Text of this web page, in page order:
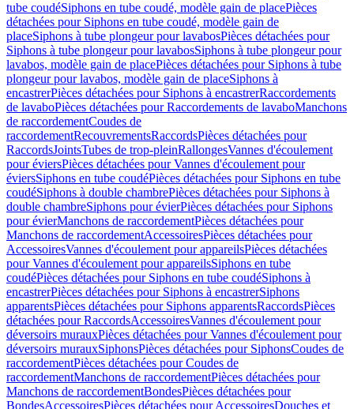
tube coudéSiphons en tube coudé, modèle gain de placePièces
détachées pour Siphons en tube coudé, modèle gain de
placeSiphons à tube plongeur pour lavabosPièces détachées pour
Siphons à tube plongeur pour lavabosSiphons à tube plongeur pour
lavabos, modèle gain de placePièces détachées pour Siphons à tube
plongeur pour lavabos, modèle gain de placeSiphons à
encastrerPièces détachées pour Siphons à encastrerRaccordements
de lavaboPièces détachées pour Raccordements de lavaboManchons
de raccordementCoudes de
raccordementRecouvrementsRaccordsPièces détachées pour
RaccordsJointsTubes de trop-pleinRallongesVannes d'écoulement
pour éviersPièces détachées pour Vannes d'écoulement pour
éviersSiphons en tube coudéPièces détachées pour Siphons en tube
coudéSiphons à double chambrePièces détachées pour Siphons à
double chambreSiphons pour évierPièces détachées pour Siphons
pour évierManchons de raccordementPièces détachées pour
Manchons de raccordementAccessoiresPièces détachées pour
AccessoiresVannes d'écoulement pour appareilsPièces détachées
pour Vannes d'écoulement pour appareilsSiphons en tube
coudéPièces détachées pour Siphons en tube coudéSiphons à
encastrerPièces détachées pour Siphons à encastrerSiphons
apparentsPièces détachées pour Siphons apparentsRaccordsPièces
détachées pour RaccordsAccessoiresVannes d'écoulement pour
déversoirs murauxPièces détachées pour Vannes d'écoulement pour
déversoirs murauxSiphonsPièces détachées pour SiphonsCoudes de
raccordementPièces détachées pour Coudes de
raccordementManchons de raccordementPièces détachées pour
Manchons de raccordementBondesPièces détachées pour
BondesAccessoiresPièces détachées pour AccessoiresDouches et